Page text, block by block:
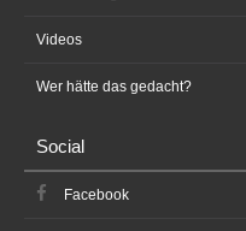
Videos
Wer hätte das gedacht?
Social
Facebook